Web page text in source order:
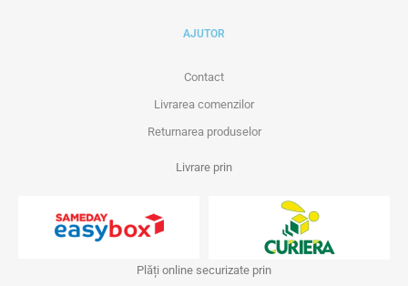
AJUTOR
Contact
Livrarea comenzilor
Returnarea produselor
Livrare prin
Plăți online securizate prin